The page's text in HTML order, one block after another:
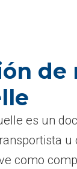
de
es un
u
como